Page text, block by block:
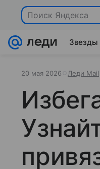
Поиск Яндекса
Звезды
20 мая 2026 Леди Mail